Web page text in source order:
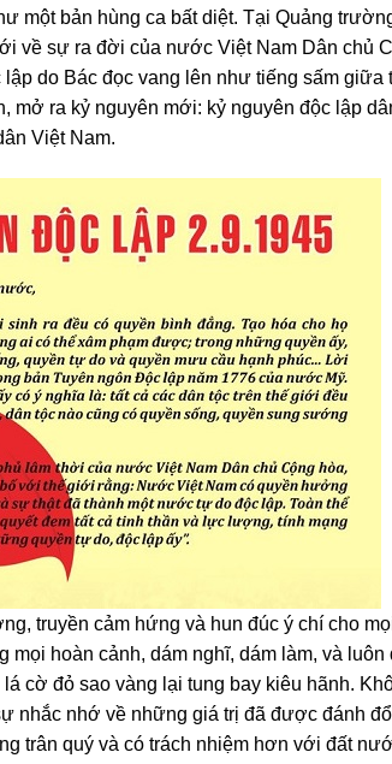
một bản hùng ca bất diệt. Tại Quảng
về sự ra đời của nước Việt Nam Dân chủ
do Bác đọc vang lên như tiếng sấm giữa
mở ra kỷ nguyên mới: kỷ nguyên độc lập
Việt Nam.
truyền cảm hứng và hun đúc ý chí cho
hoàn cảnh, dám nghĩ, dám làm, và luôn
cờ đỏ sao vàng lại tung bay kiêu hãnh.
nhắc nhớ về những giá trị đã được đánh
trân quý và có trách nhiệm hơn với đất